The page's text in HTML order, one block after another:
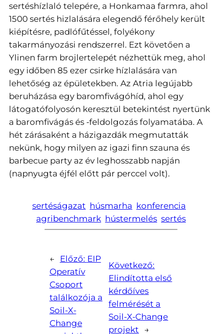
sertéshízlaló telepére, a Honkamaa farmra, ahol
1500 sertés hizlalására elegendő férőhely került
kiépítésre, padlófűtéssel, folyékony
takarmányozási rendszerrel. Ezt követően a
Ylinen farm brojlertelepét nézhettük meg, ahol
egy időben 85 ezer csirke hízlalására van
lehetőség az épületekben. Az Atria legújabb
beruházása egy baromfivágóhíd, ahol egy
látogatófolyosón keresztül betekintést nyertünk
a baromfivágás és -feldolgozás folyamatába. A
hét zárásaként a házigazdák megmutatták
nekünk, hogy milyen az igazi finn szauna és
barbecue party az év leghosszabb napján
(napnyugta éjfél előtt pár perccel volt).
sertéságazat húsmarha konferencia
agribenchmark hústermelés sertés
← Előző: EIP
Operatív
Csoport
találkozója a
Soil-X-
Change
Következő:
Elindította első
kérdőíves
felmérését a
Soil-X-Change
projekt
→